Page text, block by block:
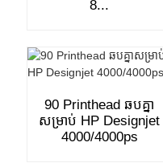
8...
90 Printhead ឆបគ្នា
សម្រាប់ HP Designjet
4000/4000ps